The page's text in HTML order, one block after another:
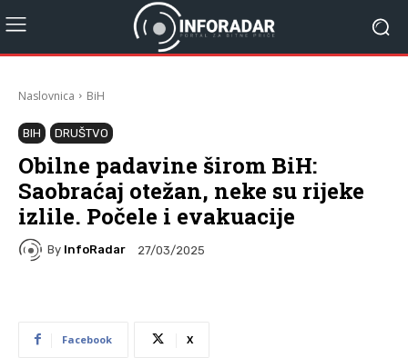
Naslovnica BiH
BIH DRUŠTVO
Obilne padavine širom BiH:
Saobraćaj otežan, neke su rijeke
izlile. Počele i evakuacije
By InfoRadar 27/03/2025
Facebook X